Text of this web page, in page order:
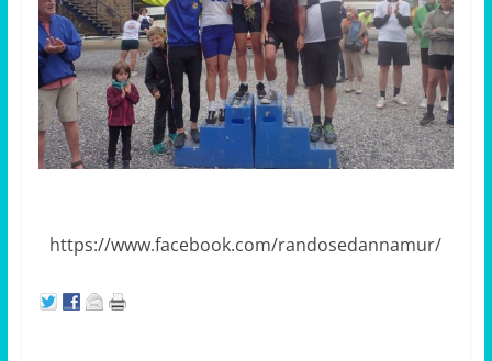
https://www.facebook.com/randosedannamur/